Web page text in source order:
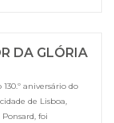
DA GLÓRIA
aniversário do
de Lisboa,
foi